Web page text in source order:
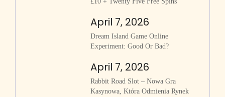
April 7, 2026
Dream Island Game Online
Experiment: Good Or Bad?
April 7, 2026
Rabbit Road Slot – Nowa Gra
Kasynowa, Która Odmienia Rynek